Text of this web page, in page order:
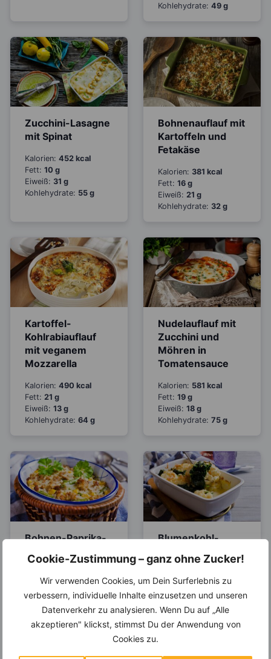
Cookie-Zustimmung – ganz ohne Zucker!
Wir verwenden Cookies, um Dein Surferlebnis zu
verbessern, individuelle Inhalte einzusetzen und unseren
Datenverkehr zu analysieren. Wenn Du auf „Alle
akzeptieren" klickst, stimmst Du der Anwendung von
Cookies zu.
Kohlehydrate: 49 g
Zucchini-Lasagne
mit Spinat
Kalorien: 452 kcal
Fett: 10 g
Eiweiß: 31 g
Kohlehydrate: 55 g
Bohnenauflauf mit
Kartoffeln und
Fetakäse
Kalorien: 381 kcal
Fett: 16 g
Eiweiß: 21 g
Kohlehydrate: 32 g
Kartoffel-
Kohlrabiauflauf
mit veganem
Mozzarella
Kalorien: 490 kcal
Fett: 21 g
Eiweiß: 13 g
Kohlehydrate: 64 g
Nudelauflauf mit
Zucchini und
Möhren in
Tomatensauce
Kalorien: 581 kcal
Fett: 19 g
Eiweiß: 18 g
Kohlehydrate: 75 g
Bohnen-Paprika-
Hackfleisch
Kalorien: 367 kcal
Fett:14 g
Eiweiß:30 g
Kohlehydrate: 22 g
Blumenkohl-
Kartoffeln und
Spinat
Kalorien:517 kcal
Fett:18 g
Eiweiß:16 g